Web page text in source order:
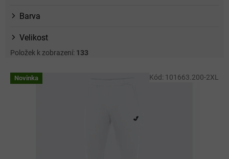
Barva
Velikost
Položek k zobrazení: 133
V Novinka Kód: 101663.200-2XL